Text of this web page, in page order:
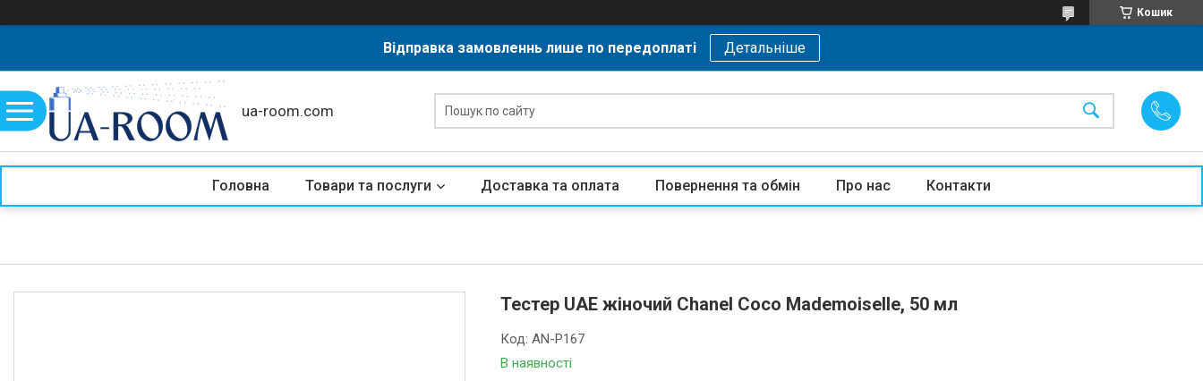
Кошик
Відправка замовленнь лише по передоплаті Детальніше
ua-room.com
Головна Товари та послуги Доставка та оплата Повернення та обмін Про нас Контакти
Тестер UAE жіночий Chanel Coco Mademoiselle, 50 мл
В наявності
Код:AN-P167